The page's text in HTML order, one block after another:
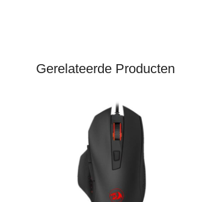
Gerelateerde Producten